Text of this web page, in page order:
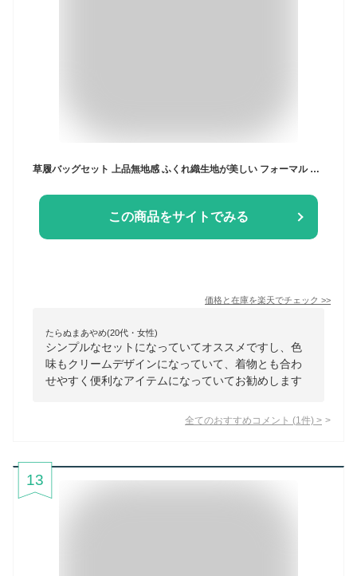
草履バッグセット 上品無地感 ふくれ織生地が美しい フォーマル 選べる 5色 ミントグリーン ピンク 白 クリーム ブルー 小紋 振袖 留袖 訪問着に最適 【フリーサイズ】【成人式 前撮り 卒業式 入学式 】 卒業袴 袴 ふんわり フェミニン
この商品をサイトでみる
価格と在庫を楽天でチェック >>
たらぬまあやめ(20代・女性)
シンプルなセットになっていてオススメですし、色
味もクリームデザインになっていて、着物とも合わ
せやすく便利なアイテムになっていてお勧めします
全てのおすすめコメント (1 件) >
13